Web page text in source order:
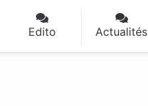
Edito Actualités